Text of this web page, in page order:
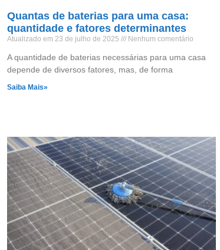
Quantas de baterias para uma casa:
quantidade e fatores determinantes
Atualizado em 23 de julho de 2025 Nenhum comentário
A quantidade de baterias necessárias para uma casa
depende de diversos fatores, mas, de forma
Saiba Mais»